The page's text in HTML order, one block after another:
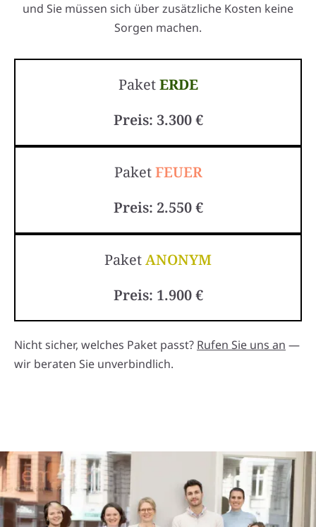
und Sie müssen sich über zusätzliche Kosten keine
Sorgen machen.
PaketERDE
Preis: 3.300 €
PaketFEUER
Preis: 2.550 €
PaketANONYM
Preis: 1.900 €
Nicht sicher, welches Paket passt? Rufen Sie uns an —
wir beraten Sie unverbindlich.